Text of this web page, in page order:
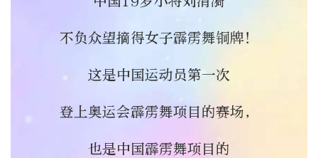
不负众望摘得女子霹雳舞铜牌！
这是中国运动员第一次
登上奥运会霹雳舞项目的赛场，
也是中国霹雳舞项目的